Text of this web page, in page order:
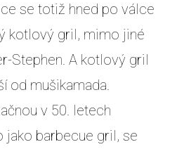
se totiž hned po válce
kotlový gril, mimo jiné
Stephen. A kotlový gril
od mušikamada.
v 50. letech
jako barbecue gril, se